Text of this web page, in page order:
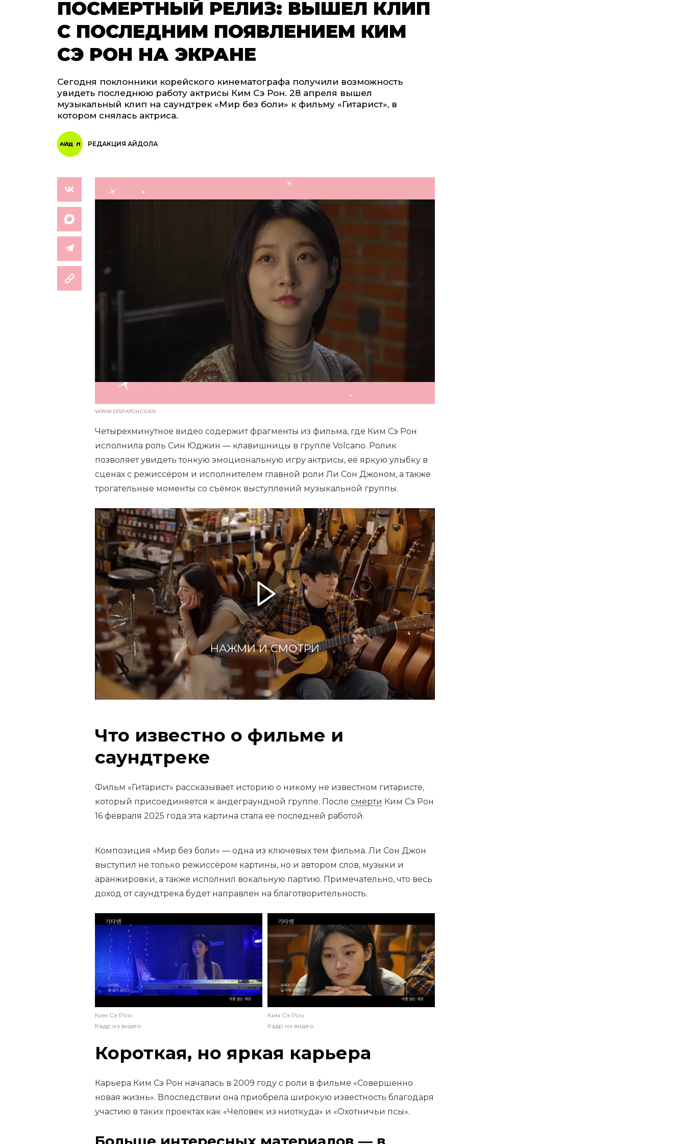
ПОСМЕРТНЫЙ РЕЛИЗ: ВЫШЕЛ КЛИП
С ПОСЛЕДНИМ ПОЯВЛЕНИЕМ КИМ
СЭ РОН НА ЭКРАНЕ
Сегодня поклонники корейского кинематографа получили возможность
увидеть последнюю работу актрисы Ким Сэ Рон. 28 апреля вышел
музыкальный клип на саундтрек «Мир без боли» к фильму «Гитарист», в
котором снялась актриса.
РЕДАКЦИЯ АЙДОЛА
WWW.DISPATCH.CO.KR
Четырехминутное видео содержит фрагменты из фильма, где Ким Сэ Рон
исполнила роль Син Юджин — клавишницы в группе Volcano. Ролик
позволяет увидеть тонкую эмоциональную игру актрисы, её яркую улыбку в
сценах с режиссёром и исполнителем главной роли Ли Сон Джоном, а также
трогательные моменты со съёмок выступлений музыкальной группы.
НАЖМИ И СМОТРИ
Что известно о фильме и
саундтреке
Фильм «Гитарист» рассказывает историю о никому не известном гитаристе,
который присоединяется к андеграундной группе. После смерти Ким Сэ Рон
16 февраля 2025 года эта картина стала её последней работой.
Композиция «Мир без боли» — одна из ключевых тем фильма. Ли Сон Джон
выступил не только режиссёром картины, но и автором слов, музыки и
аранжировки, а также исполнил вокальную партию. Примечательно, что весь
доход от саундтрека будет направлен на благотворительность.
Ким Сэ Рон
Кадр из видео
Ким Сэ Рон
Кадр из видео
Короткая, но яркая карьера
Карьера Ким Сэ Рон началась в 2009 году с роли в фильме «Совершенно
новая жизнь». Впоследствии она приобрела широкую известность благодаря
участию в таких проектах как «Человек из ниоткуда» и «Охотничьи псы».